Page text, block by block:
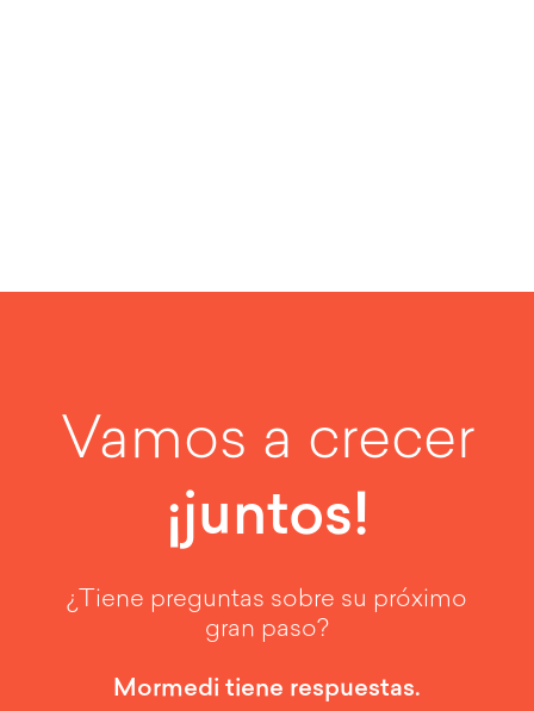
Vamos a crecer
¡juntos!
¿Tiene preguntas sobre su próximo
gran paso?
Mormedi tiene respuestas.